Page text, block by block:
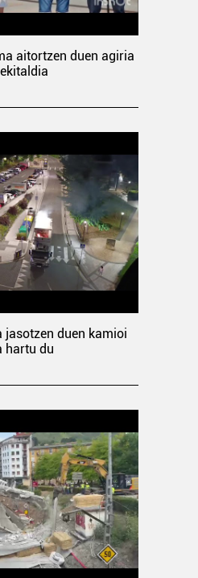
aitortzen duen agiria
jasotzen duen kamioi
hartu du